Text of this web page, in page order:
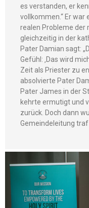
es verstanden, er
vollkommen.“ Er war
realen Probleme der
gleichzeitig in der
Pater Damian sagt:
Gefühl: ‚Das wird
Zeit als Priester zu
absolvierte Pater
Pater James in der
kehrte ermutigt und
zurück. Doch dann
Gemeindeleitung traf